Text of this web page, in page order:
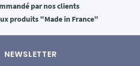
par nos clients
produits "Made in France"
NEWSLETTER